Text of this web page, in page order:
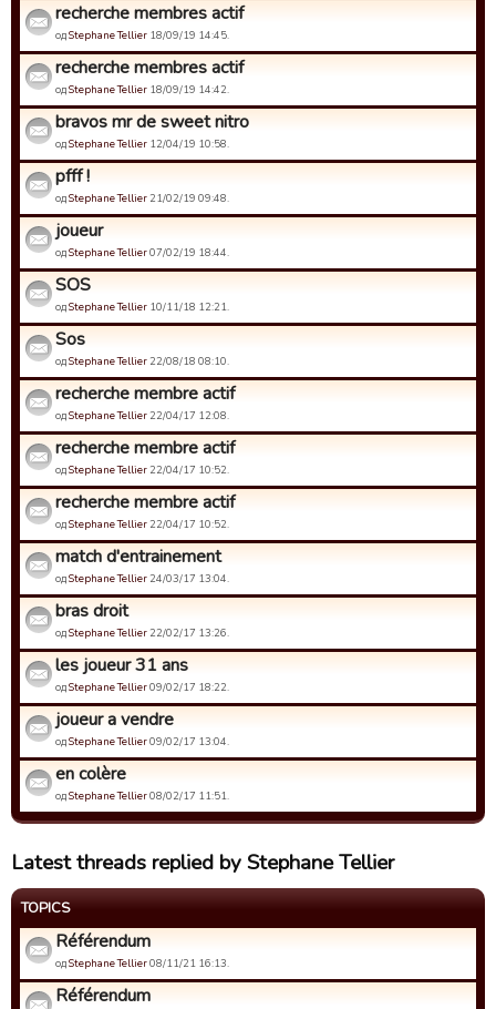
recherche membres actif
одStephane Tellier 18/09/19 14:45.
recherche membres actif
одStephane Tellier 18/09/19 14:42.
bravos mr de sweet nitro
одStephane Tellier 12/04/19 10:58.
pfff !
одStephane Tellier 21/02/19 09:48.
joueur
одStephane Tellier07/02/19 18:44.
SOS
одStephane Tellier 10/11/18 12:21.
Sos
одStephane Tellier 22/08/18 08:10.
recherche membre actif
одStephane Tellier 22/04/17 12:08.
recherche membre actif
одStephane Tellier 22/04/17 10:52.
recherche membre actif
одStephane Tellier 22/04/17 10:52.
match d'entrainement
одStephane Tellier 24/03/17 13:04.
bras droit
одStephane Tellier 22/02/17 13:26.
les joueur 31 ans
одStephane Tellier09/02/17 18:22.
joueur a vendre
одStephane Tellier09/02/17 13:04.
en colère
одStephane Tellier08/02/17 11:51.
Latest threads replied by Stephane Tellier
TOPICS
Référendum
одStephane Tellier08/11/21 16:13.
Référendum